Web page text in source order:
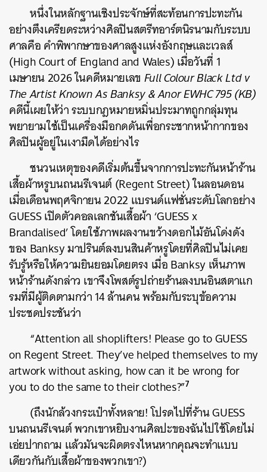
หนึ่งในหลักฐานเชิงประจักษ์ที่สะท้อนการปะทะกัน
อย่างตึงเครียดระหว่างศิลปินสตรีทอาร์ตนิรนามกับระบบ
ศาลคือ คำพิพากษาของศาลสูงแห่งอังกฤษและเวลส์
(High Court of England and Wales) เมื่อวันที่ 1
เมษายน 2026 ในคดีหมายเลข Full Colour Black Ltd v
The Artist Known As Banksy & Anor EWHC 795 (KB)
คดีนี้เผยให้ว่า ระบบกฎหมายหมิ่นประมาทถูกกลุ่มทุน
พยายามใช้เป็นเครื่องมือกดดันเพื่อกระชากหน้ากากของ
ศิลปินผู้อยู่ในเงามืดได้อย่างไร
ชนวนเหตุของคดีเริ่มต้นขึ้นจากการปะทะกันหน้าร้าน
เสื้อผ้าหรูบนถนนรีเจนต์ (Regent Street) ในลอนดอน
เมื่อเดือนพฤศจิกายน 2022 แบรนด์แฟชั่นระดับโลกอย่าง
GUESS เปิดตัวคอลเลกชันเสื้อผ้า ‘GUESS x
Brandalised’ โดยใช้ภาพผลงานขว้างดอกไม้อันโด่งดัง
ของ Banksy มาปรินต์ลงบนสินค้าหรูโดยที่ศิลปินไม่เคย
รับรู้หรือให้ความยินยอมโดยตรง เมื่อ Banksy เห็นภาพ
หน้าร้านดังกล่าว เขาจึงโพสต์รูปถ่ายร้านลงบนอินสตาแก
รมที่มีผู้ติดตามกว่า 14 ล้านคน พร้อมกับระบุข้อความ
ประชดประชันว่า
“Attention all shoplifters! Please go to GUESS
on Regent Street. They’ve helped themselves to my
artwork without asking, how can it be wrong for
you to do the same to their clothes?”7
(ถึงนักล้วงกระเป๋าทั้งหลาย! โปรดไปที่ร้าน GUESS
บนถนนรีเจนต์ พวกเขาหยิบงานศิลปะของฉันไปใช้โดยไม่
เอ่ยปากถาม แล้วมันจะผิดตรงไหนหากคุณจะทำแบบ
เดียวกันกับเสื้อผ้าของพวกเขา?)
ค้นหา
SHARE TWEET LINE EMAIL